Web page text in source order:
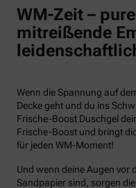
WM-Zeit –
mitreißende
Wenn die Spannung auf
Decke geht und du ins
Frische-Boost Duschgel
Frische-Boost und bringt
für jeden WM-Moment!
Und wenn deine Augen vor
Sandpapier sind, sorgen